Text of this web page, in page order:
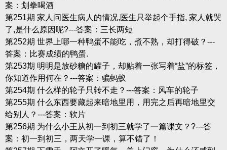
案：划拳喝酒
第251期 家人问医生病人的情况,医生只举起个手指, 家人就哭
了,是什么原因呢?---答案：三长两短
第252期 世界上哪一种鸭蛋不能吃，煮不熟，却打得破？---
答案：比赛成绩的鸭蛋.
第253期 明明是放砂糖的罐子，却贴着一张写着“盐”的标签，
你知道作用何在？---答案：骗蚂蚁
第254期 什么样的轮子只转不走？---答案：风车的轮子
第255期 什么东西要藏起来暗地里用，用完之后再暗地里交
给别人？---答案：软片
第256期 为什么小王从初一到初三就学了一篇课文？?---答
案：初一到初三，两天学一课，算不错了！